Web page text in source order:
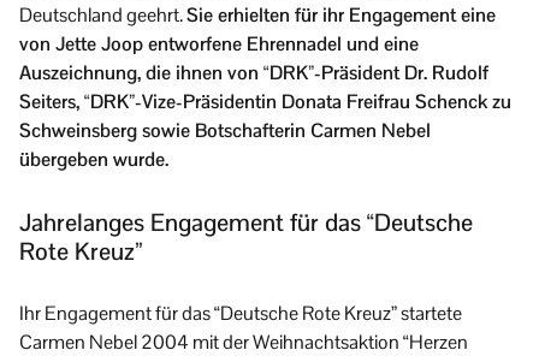
Deutschland geehrt.Sie erhielten für ihr Engagement eine
von Jette Joop entworfene Ehrennadel und eine
Auszeichnung, die ihnen von “DRK”-Präsident Dr. Rudolf
Seiters, “DRK”-Vize-Präsidentin Donata Freifrau Schenck zu
Schweinsberg sowie Botschafterin Carmen Nebel
übergeben wurde.
Jahrelanges Engagement für das “Deutsche
Rote Kreuz”
Ihr Engagement für das “Deutsche Rote Kreuz” startete
Carmen Nebel 2004 mit der Weihnachtsaktion “Herzen